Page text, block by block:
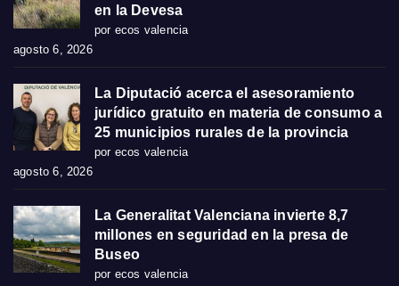
en la Devesa
por ecos valencia
agosto 6, 2026
La Diputació acerca el asesoramiento
jurídico gratuito en materia de consumo a
25 municipios rurales de la provincia
por ecos valencia
agosto 6, 2026
La Generalitat Valenciana invierte 8,7
millones en seguridad en la presa de
Buseo
por ecos valencia